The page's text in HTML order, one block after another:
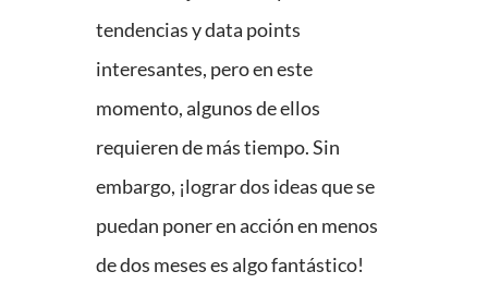
tendencias y data points
interesantes, pero en este
momento, algunos de ellos
requieren de más tiempo. Sin
embargo, ¡lograr dos ideas que se
puedan poner en acción en menos
de dos meses es algo fantástico!